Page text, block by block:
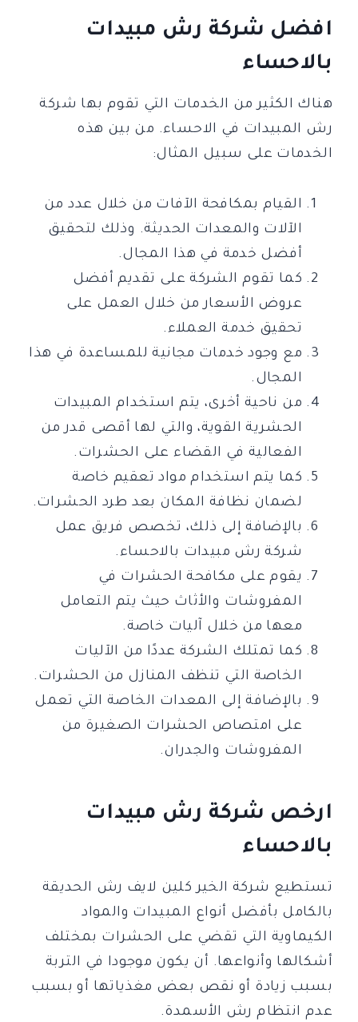
افضل شركة رش مبيدات
بالاحساء
هناك الكثير من الخدمات التي تقوم بها شركة
رش المبيدات في الاحساء. من بين هذه
الخدمات على سبيل المثال:
القيام بمكافحة الآفات من خلال عدد من
الآلات والمعدات الحديثة. وذلك لتحقيق
أفضل خدمة في هذا المجال.
كما تقوم الشركة على تقديم أفضل
عروض الأسعار من خلال العمل على
تحقيق خدمة العملاء.
مع وجود خدمات مجانية للمساعدة في هذا
المجال.
من ناحية أخرى، يتم استخدام المبيدات
الحشرية القوية، والتي لها أقصى قدر من
الفعالية في القضاء على الحشرات.
كما يتم استخدام مواد تعقيم خاصة
لضمان نظافة المكان بعد طرد الحشرات.
بالإضافة إلى ذلك، تخصص فريق عمل
شركة رش مبيدات بالاحساء.
يقوم على مكافحة الحشرات في
المفروشات والأثاث حيث يتم التعامل
معها من خلال آليات خاصة.
كما تمتلك الشركة عددًا من الآليات
الخاصة التي تنظف المنازل من الحشرات.
بالإضافة إلى المعدات الخاصة التي تعمل
على امتصاص الحشرات الصغيرة من
المفروشات والجدران.
ارخص شركة رش مبيدات
بالاحساء
تستطيع شركة الخير كلين لايف رش الحديقة
بالكامل بأفضل أنواع المبيدات والمواد
الكيماوية التي تقضي على الحشرات بمختلف
أشكالها وأنواعها. أن يكون موجودا في التربة
بسبب زيادة أو نقص بعض مغذياتها أو بسبب
عدم انتظام رش الأسمدة.